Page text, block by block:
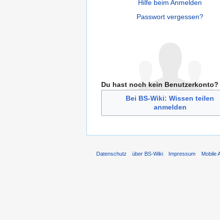
Hilfe beim Anmelden
Passwort vergessen?
Du hast noch kein Benutzerkonto?
Bei BS-Wiki: Wissen teilen
anmelden
Datenschutz über BS-Wiki Impressum Mobile